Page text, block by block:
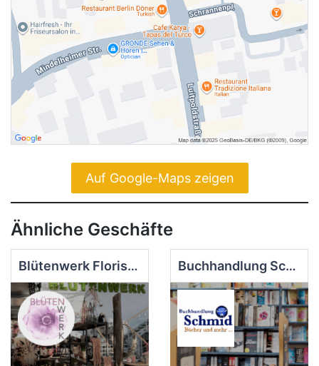
Auf Google-Maps zeigen
Ähnliche Geschäfte
Blütenwerk Floristik Buchhandlung Schmid